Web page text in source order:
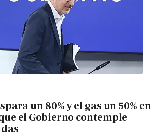
un 80% y el gas un 50% en
el Gobierno contemple